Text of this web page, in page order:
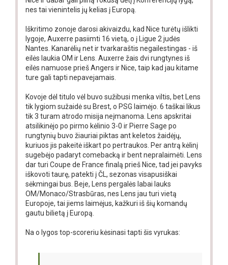
nes tai vienintelis jų kelias į Europą.
Iškritimo zonoje darosi akivaizdu, kad Nice turėtų išlikti
lygoje, Auxerre pasiimti 16 vietą, o į Ligue 2 judės
Nantes. Kanarėlių net ir tvarkaraštis negailestingas - iš
eilės laukia OM ir Lens. Auxerre žais dvi rungtynes iš
eilės namuose prieš Angers ir Nice, taip kad jau kitame
ture gali tapti nepavejamais.
Kovoje dėl titulo vėl buvo sužibusi menka viltis, bet Lens
tik lygiom sužaidė su Brest, o PSG laimėjo. 6 taškai likus
tik 3 turam atrodo misija neįmanoma. Lens apskritai
atsilikinėjo po pirmo kėlinio 3-0 ir Pierre Sage po
rungtynių buvo žiauriai piktas ant keletos žaidėjų,
kuriuos jis pakeitė iškart po pertraukos. Per antrą kėlinį
sugebėjo padaryt comebacką ir bent nepralaimėti. Lens
dar turi Coupe de France finalą prieš Nice, tad jei pavyks
iškovoti taurę, patekti į ČL, sezonas visapusiškai
sėkmingai bus. Beje, Lens pergalės labai lauks
OM/Monaco/Strasbūras, nes Lens jau turi vietą
Europoje, tai jiems laimėjus, kažkuri iš šių komandų
gautu bilietą į Europą.
Na o lygos top-scoreriu kėsinasi tapti šis vyrukas: